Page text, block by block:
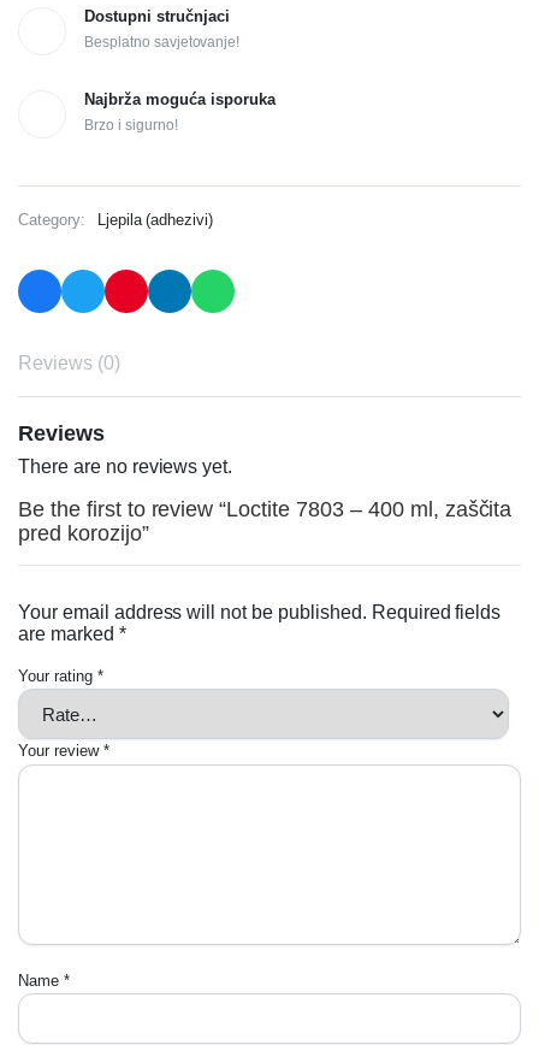
Dostupni stručnjaci
Besplatno savjetovanje!
Najbrža moguća isporuka
Brzo i sigurno!
Category: Ljepila (adhezivi)
Reviews (0)
Reviews
There are no reviews yet.
Be the first to review “Loctite 7803 – 400 ml, zaščita
pred korozijo”
Your email address will not be published. Required fields
are marked *
Your rating *
Your review *
Name *